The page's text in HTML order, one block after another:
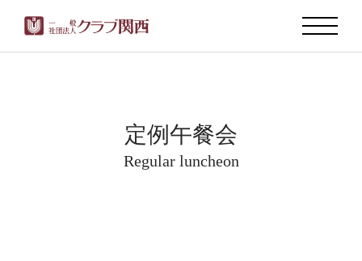
定例午餐会
Regular luncheon